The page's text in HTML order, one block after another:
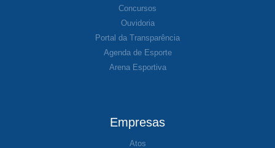
Concursos
Ouvidoria
Portal da Transparência
Agenda de Esporte
Arena Esportiva
Empresas
Atos